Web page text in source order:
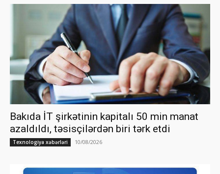
Bakıda İT şirkətinin kapitalı 50 min manat
azaldıldı, təsisçilərdən biri tərk etdi
Texnologiya xəbərləri 10/08/2026